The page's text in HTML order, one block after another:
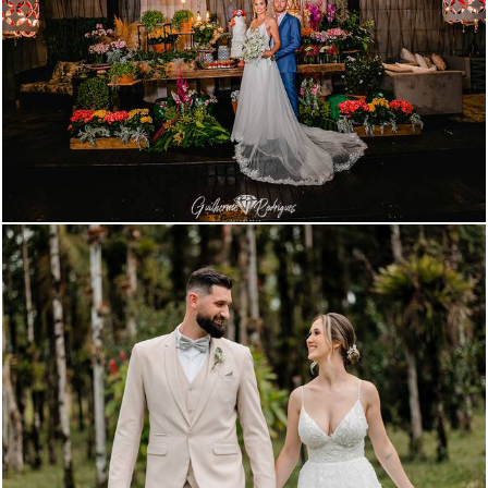
1711
1160